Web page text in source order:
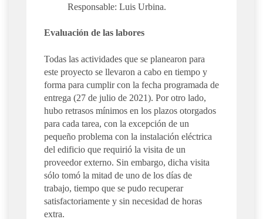
Responsable: Luis Urbina.
Evaluación de las labores
Todas las actividades que se planearon para
este proyecto se llevaron a cabo en tiempo y
forma para cumplir con la fecha programada de
entrega (27 de julio de 2021). Por otro lado,
hubo retrasos mínimos en los plazos otorgados
para cada tarea, con la excepción de un
pequeño problema con la instalación eléctrica
del edificio que requirió la visita de un
proveedor externo. Sin embargo, dicha visita
sólo tomó la mitad de uno de los días de
trabajo, tiempo que se pudo recuperar
satisfactoriamente y sin necesidad de horas
extra.